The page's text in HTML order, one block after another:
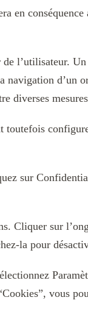
en conséquence
l’utilisateur.
d’un
diverses
toutefois
sur
Cliquer sur
la pour
vous